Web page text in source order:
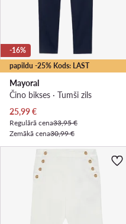
papildu -25% Kods: LAST
-16%
Mayoral
Čino bikses · Tumši zils
Pašreizējā cena
25,99€
Regulārā cena33,95 €
Zemākā cena30,99 €